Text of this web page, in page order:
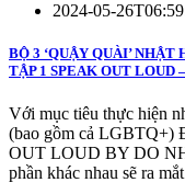
2024-05-
BỘ 3 ‘QUẬY QUÀI’
TẬP 1 SPEAK OUT LOUD
Với mục tiêu thực hiện
(bao gồm cả LGBTQ+)
OUT LOUD BY DO
phần khác nhau sẽ ra